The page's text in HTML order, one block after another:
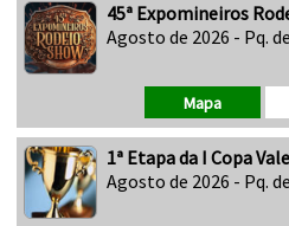
45ª Expomineiros
Agosto de 2026 - Pq.
Mapa
1ª Etapa da I Copa
Agosto de 2026 - Pq.